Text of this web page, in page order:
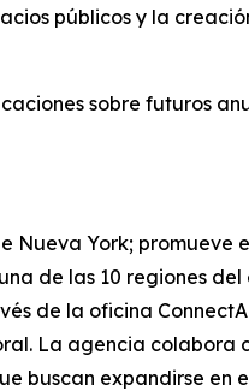
públicos y la
sobre futuros
York;
de las 10 regiones del
de la oficina
La agencia colabora
expandirse en